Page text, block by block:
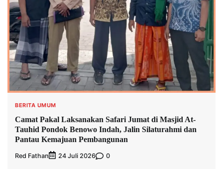
BERITA UMUM
Camat Pakal Laksanakan Safari Jumat di Masjid At-
Tauhid Pondok Benowo Indah, Jalin Silaturahmi dan
Pantau Kemajuan Pembangunan
Red Fathan 24 Juli 2026 0